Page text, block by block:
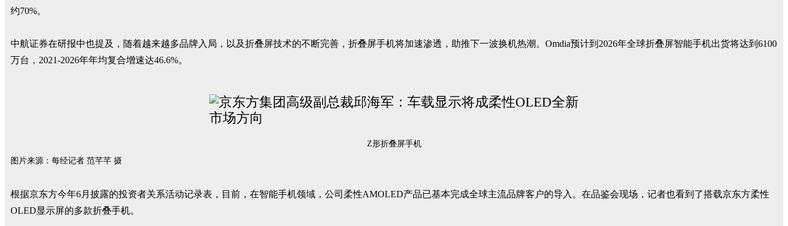
约70%。
中航证券在研报中也提及，随着越来越多品牌入局，以及折叠屏技术的不断完善，折叠屏手机将加速渗透，助推下一波换机热潮。Omdia预计到2026年全球折叠屏智能手机出货将达到6100
万台，2021-2026年年均复合增速达46.6%。
Z形折叠屏手机
图片来源：每经记者 范芊芊 摄
根据京东方今年6月披露的投资者关系活动记录表，目前，在智能手机领域，公司柔性AMOLED产品已基本完成全球主流品牌客户的导入。在品鉴会现场，记者也看到了搭载京东方柔性
OLED显示屏的多款折叠手机。